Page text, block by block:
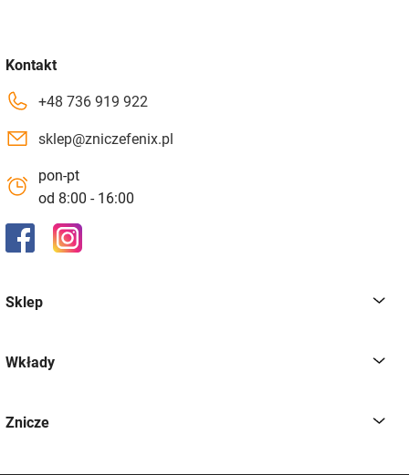
Kontakt
+48 736 919 922
sklep@zniczefenix.pl
pon-pt
od 8:00 - 16:00
Sklep
Wkłady
Znicze